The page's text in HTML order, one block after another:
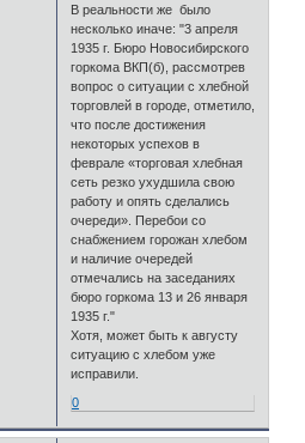
В реальности же было
несколько иначе: "3 апреля
1935 г. Бюро Новосибирского
горкома ВКП(б), рассмотрев
вопрос о ситуации с хлебной
торговлей в городе, отметило,
что после достижения
некоторых успехов в
феврале «торговая хлебная
сеть резко ухудшила свою
работу и опять сделались
очереди». Перебои со
снабжением горожан хлебом
и наличие очередей
отмечались на заседаниях
бюро горкома 13 и 26 января
1935 г."
Хотя, может быть к августу
ситуацию с хлебом уже
исправили.
0